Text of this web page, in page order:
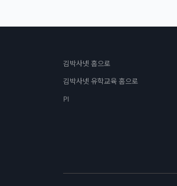
김박사넷 홈으로
김박사넷 유학교육 홈으로
PI